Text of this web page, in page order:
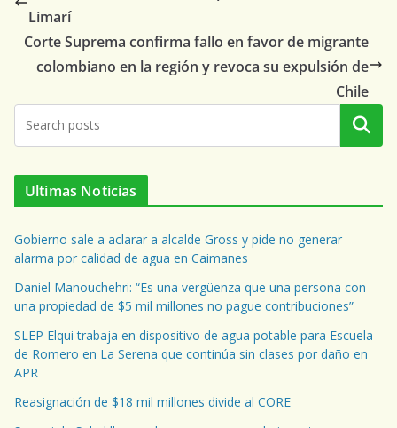
Limarí
Corte Suprema confirma fallo en favor de migrante
colombiano en la región y revoca su expulsión de
Chile
Buscar
Ultimas Noticias
Gobierno sale a aclarar a alcalde Gross y pide no generar
alarma por calidad de agua en Caimanes
Daniel Manouchehri: “Es una vergüenza que una persona con
una propiedad de $5 mil millones no pague contribuciones”
SLEP Elqui trabaja en dispositivo de agua potable para Escuela
de Romero en La Serena que continúa sin clases por daño en
APR
Reasignación de $18 mil millones divide al CORE